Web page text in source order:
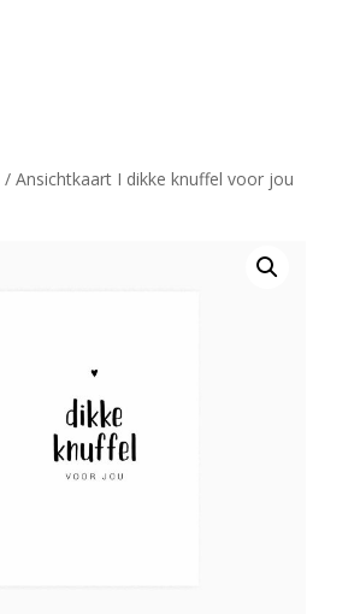
/ Ansichtkaart I dikke knuffel voor jou